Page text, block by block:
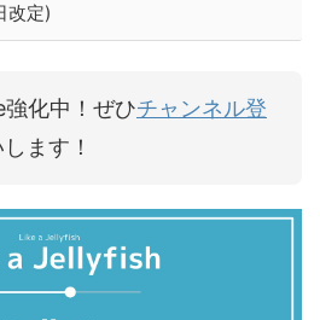
改定)
化中！ぜひチャンネル登
ます！